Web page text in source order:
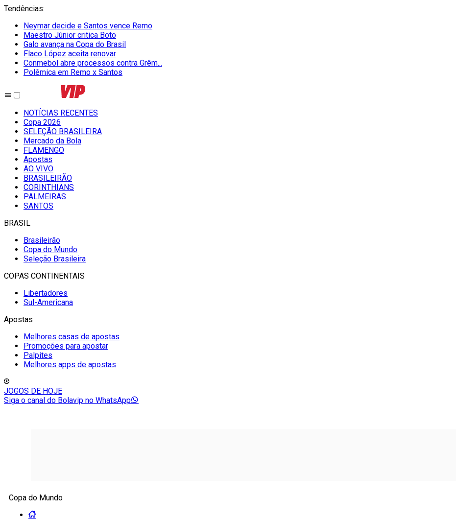
Tendências:
Neymar decide e Santos vence Remo
Maestro Júnior critica Boto
Galo avança na Copa do Brasil
Flaco López aceita renovar
Conmebol abre processos contra Grêm...
Polêmica em Remo x Santos
NOTÍCIAS RECENTES
Copa 2026
SELEÇÃO BRASILEIRA
Mercado da Bola
FLAMENGO
Apostas
AO VIVO
BRASILEIRÃO
CORINTHIANS
PALMEIRAS
SANTOS
BRASIL
Brasileirão
Copa do Mundo
Seleção Brasileira
COPAS CONTINENTAIS
Libertadores
Sul-Americana
Apostas
Melhores casas de apostas
Promoções para apostar
Palpites
Melhores apps de apostas
JOGOS DE HOJE
Siga o canal do Bolavip no WhatsApp
Copa do Mundo